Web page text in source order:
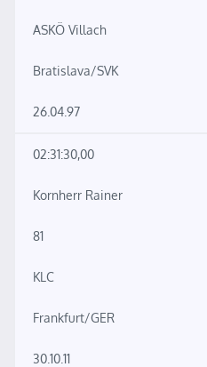
ASKÖ Villach
Bratislava/SVK
26.04.97
02:31:30,00
Kornherr Rainer
81
KLC
Frankfurt/GER
30.10.11